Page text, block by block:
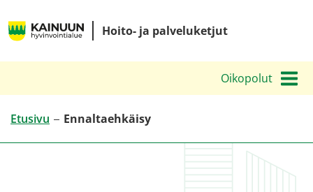
sisältöön
Oikopolut
Kainuun
Hoito- ja palveluketjut
Etusivu Ennaltaehkäisy